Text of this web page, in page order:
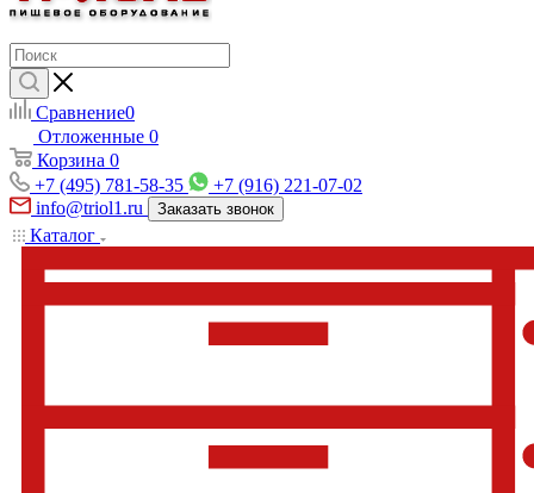
Сравнение0
Отложенные 0
Корзина 0
+7 (495) 781-58-35
+7 (916) 221-07-02
info@triol1.ru
Заказать звонок
Каталог